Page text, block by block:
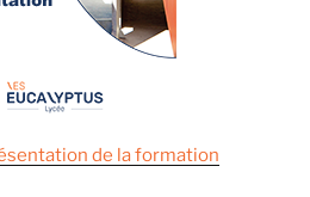
de la formation